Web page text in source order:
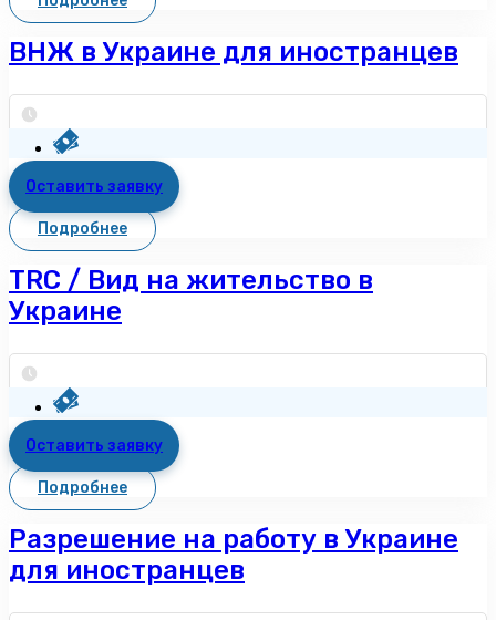
ВНЖ в Украине для иностранцев
Оставить заявку
Подробнее
TRC / Вид на жительство в
Украине
Оставить заявку
Подробнее
Разрешение на работу в Украине
для иностранцев